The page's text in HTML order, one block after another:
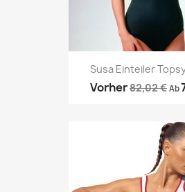
Susa Einteiler
Vorher82,02 € Ab